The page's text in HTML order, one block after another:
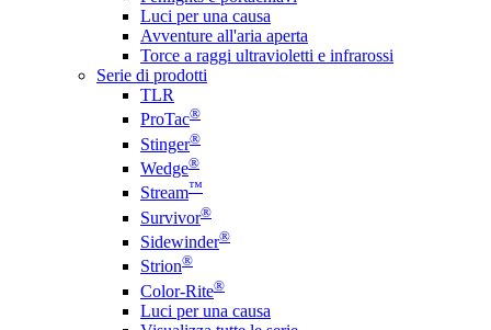
Luci per una causa
Avventure all'aria aperta
Torce a raggi ultravioletti e infrarossi
Serie di prodotti
TLR
ProTac®
Stinger®
Wedge®
Stream™
Survivor®
Sidewinder®
Strion®
Color-Rite®
Luci per una causa